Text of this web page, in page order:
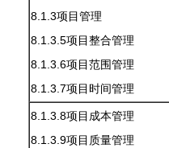
8.1.3项目管理
8.1.3.5项目整合管理
8.1.3.6项目范围管理
8.1.3.7项目时间管理
8.1.3.8项目成本管理
8.1.3.9项目质量管理